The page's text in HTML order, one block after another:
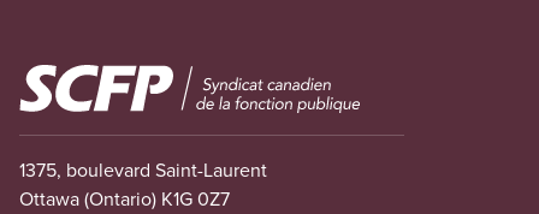
Image
1375, boulevard Saint-Laurent
Ottawa (Ontario) K1G 0Z7